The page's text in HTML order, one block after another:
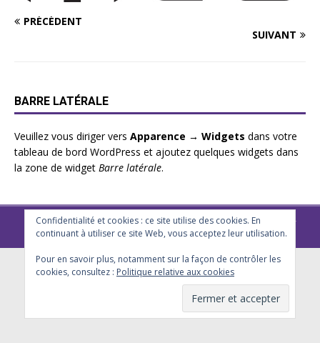
PRÉCÉDENT
SUIVANT
BARRE LATÉRALE
Veuillez vous diriger vers Apparence → Widgets dans votre
tableau de bord WordPress et ajoutez quelques widgets dans
la zone de widget Barre latérale.
Club Metz Eurométropole 2025 - Tous droits réservés -Règlement
-
Politique de confidentialité
Confidentialité et cookies : ce site utilise des cookies. En
continuant à utiliser ce site Web, vous acceptez leur utilisation.
Pour en savoir plus, notamment sur la façon de contrôler les
cookies, consultez : Politique relative aux cookies